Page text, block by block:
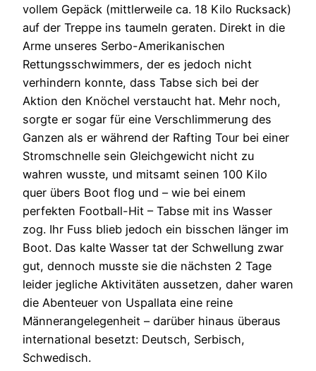
vollem Gepäck (mittlerweile ca. 18 Kilo Rucksack)
auf der Treppe ins taumeln geraten. Direkt in die
Arme unseres Serbo-Amerikanischen
Rettungsschwimmers, der es jedoch nicht
verhindern konnte, dass Tabse sich bei der
Aktion den Knöchel verstaucht hat. Mehr noch,
sorgte er sogar für eine Verschlimmerung des
Ganzen als er während der Rafting Tour bei einer
Stromschnelle sein Gleichgewicht nicht zu
wahren wusste, und mitsamt seinen 100 Kilo
quer übers Boot flog und – wie bei einem
perfekten Football-Hit – Tabse mit ins Wasser
zog. Ihr Fuss blieb jedoch ein bisschen länger im
Boot. Das kalte Wasser tat der Schwellung zwar
gut, dennoch musste sie die nächsten 2 Tage
leider jegliche Aktivitäten aussetzen, daher waren
die Abenteuer von Uspallata eine reine
Männerangelegenheit – darüber hinaus überaus
international besetzt: Deutsch, Serbisch,
Schwedisch.